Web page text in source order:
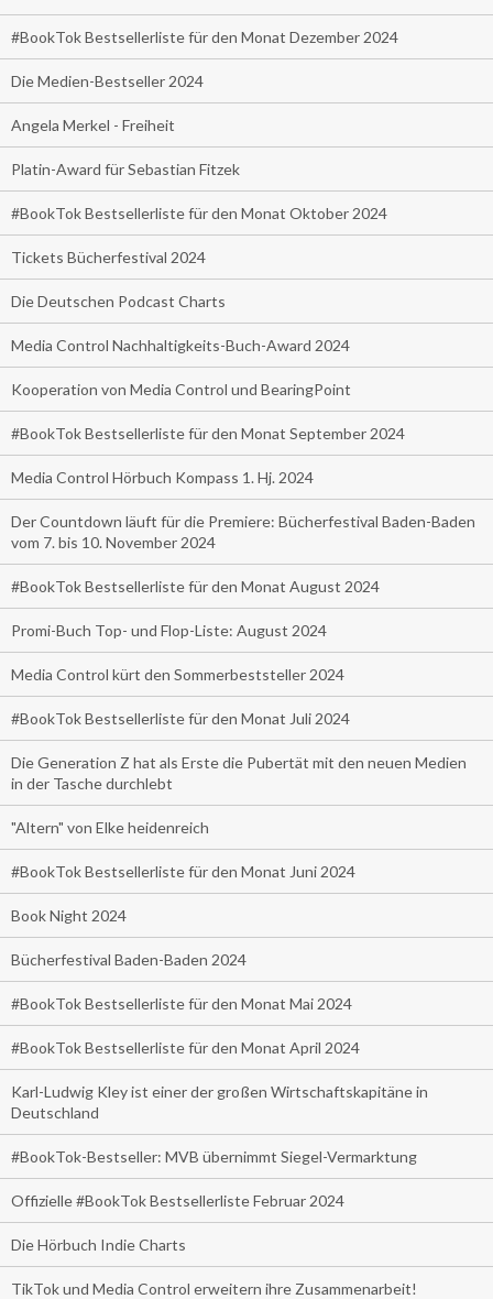
#BookTok Bestsellerliste für den Monat Dezember 2024
Die Medien-Bestseller 2024
Angela Merkel - Freiheit
Platin-Award für Sebastian Fitzek
#BookTok Bestsellerliste für den Monat Oktober 2024
Tickets Bücherfestival 2024
Die Deutschen Podcast Charts
Media Control Nachhaltigkeits-Buch-Award 2024
Kooperation von Media Control und BearingPoint
#BookTok Bestsellerliste für den Monat September 2024
Media Control Hörbuch Kompass 1. Hj. 2024
Der Countdown läuft für die Premiere: Bücherfestival Baden-Baden
vom 7. bis 10. November 2024
#BookTok Bestsellerliste für den Monat August 2024
Promi-Buch Top- und Flop-Liste: August 2024
Media Control kürt den Sommerbeststeller 2024
#BookTok Bestsellerliste für den Monat Juli 2024
Die Generation Z hat als Erste die Pubertät mit den neuen Medien
in der Tasche durchlebt
"Altern" von Elke heidenreich
#BookTok Bestsellerliste für den Monat Juni 2024
Book Night 2024
Bücherfestival Baden-Baden 2024
#BookTok Bestsellerliste für den Monat Mai 2024
#BookTok Bestsellerliste für den Monat April 2024
Karl-Ludwig Kley ist einer der großen Wirtschaftskapitäne in
Deutschland
#BookTok-Bestseller: MVB übernimmt Siegel-Vermarktung
Offizielle #BookTok Bestsellerliste Februar 2024
Die Hörbuch Indie Charts
TikTok und Media Control erweitern ihre Zusammenarbeit!